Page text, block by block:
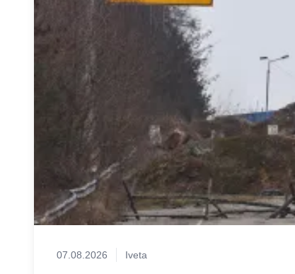
07.08.2026 Iveta